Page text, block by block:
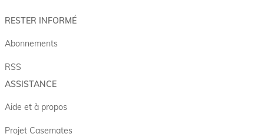
RESTER INFORMÉ
Abonnements
RSS
ASSISTANCE
Aide et à propos
Projet Casemates